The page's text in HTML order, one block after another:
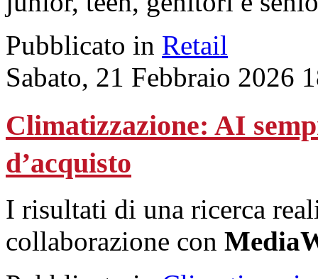
Pubblicato in Retail
Sabato, 21 Febbraio 2026
Climatizzazione: AI
d’acquisto
I risultati di una ricerca
collaborazione con